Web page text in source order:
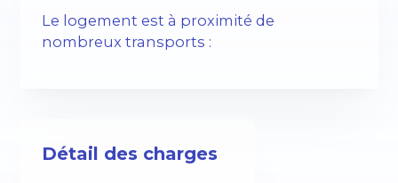
Le logement est à proximité de
nombreux transports :
Détail des charges